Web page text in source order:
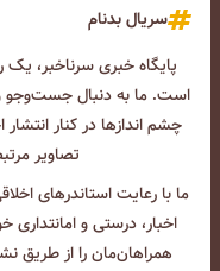
سریال بدنام
پایگاه خبری سرناخبر،
است. ما به دنبال جست‌و‌جو
چشم انداز‌ها در کنار
تصاویر
ما با رعایت استاندرهای
اخبار، درستی و امانتداری
همراهان‌مان را از طریق